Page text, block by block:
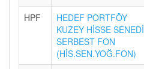
HPF
HEDEF PORTFÖY
KUZEY HİSSE SENEDİ
SERBEST FON
(HİS.SEN.YOĞ.FON)